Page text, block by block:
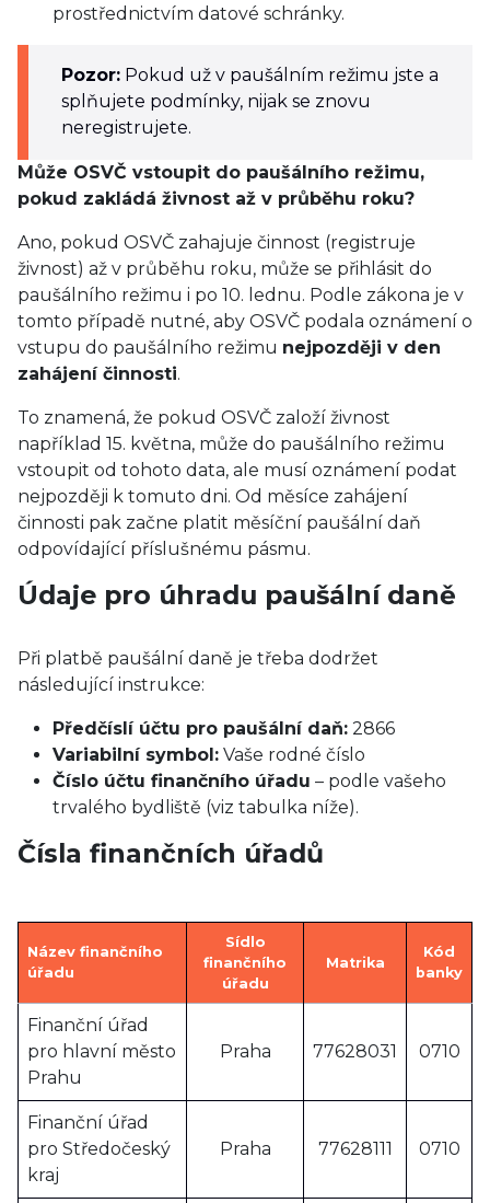
prostřednictvím datové schránky.
Pozor: Pokud už v paušálním režimu jste a
splňujete podmínky, nijak se znovu
neregistrujete.
Může OSVČ vstoupit do paušálního režimu,
pokud zakládá živnost až v průběhu roku?
Ano, pokud OSVČ zahajuje činnost (registruje
živnost) až v průběhu roku, může se přihlásit do
paušálního režimu i po 10. lednu. Podle zákona je v
tomto případě nutné, aby OSVČ podala oznámení o
vstupu do paušálního režimu nejpozději v den
zahájení činnosti.
To znamená, že pokud OSVČ založí živnost
například 15. května, může do paušálního režimu
vstoupit od tohoto data, ale musí oznámení podat
nejpozději k tomuto dni. Od měsíce zahájení
činnosti pak začne platit měsíční paušální daň
odpovídající příslušnému pásmu.
Údaje pro úhradu paušální daně
Při platbě paušální daně je třeba dodržet
následující instrukce:
Předčíslí účtu pro paušální daň: 2866
Variabilní symbol: Vaše rodné číslo
Číslo účtu finančního úřadu – podle vašeho
trvalého bydliště (viz tabulka níže).
Čísla finančních úřadů
Název finančního
úřadu
Sídlo
finančního
úřadu
Matrika
Kód
banky
Finanční úřad
pro hlavní město
Prahu
Praha 77628031 0710
Finanční úřad
pro Středočeský
kraj
Praha 77628111 0710